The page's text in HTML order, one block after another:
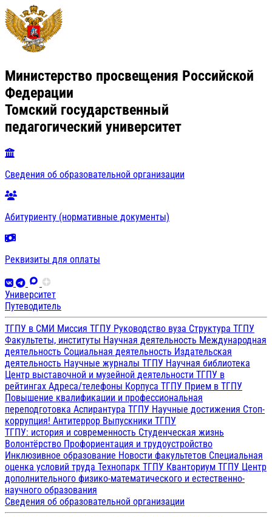
Министерство просвещения Российской
Федерации
Томский государственный
педагогический университет
Сведения об образовательной организации
Абитуриенту (нормативные документы)
Реквизиты для оплаты
Университет
Путеводитель
ТГПУ в СМИ Миссия ТГПУ Руководство вуза Структура ТГПУ
Факультеты, институты Научная деятельность Международная
деятельность Социальная деятельность Издательская
деятельность Научные журналы ТГПУ Научная библиотека
Центр выставочной и музейной деятельности ТГПУ в
рейтингах Адреса/телефоны Корпуса ТГПУ Прием в ТГПУ
Повышение квалификации и профессиональная
переподготовка Аспирантура ТГПУ Научные достижения Стоп-
коррупция! Антитеррор Выпускники ТГПУ
ТГПУ: история и современность Студенческая жизнь
Волонтёрство Профориентация и трудоустройство
Инклюзивное образование Новости факультетов Специальная
оценка условий труда Технопарк ТГПУ Кванториум ТГПУ Центр
дополнительного физико-математического и естественно-
научного образования
Сведения об образовательной организации